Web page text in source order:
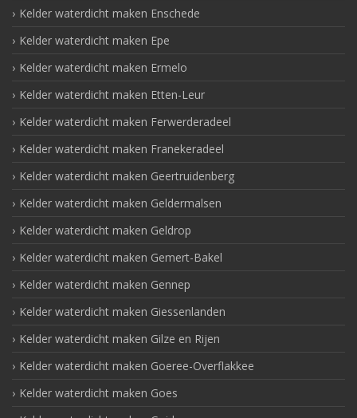
Kelder waterdicht maken Enschede
Kelder waterdicht maken Epe
Kelder waterdicht maken Ermelo
Kelder waterdicht maken Etten-Leur
Kelder waterdicht maken Ferwerderadeel
Kelder waterdicht maken Franekeradeel
Kelder waterdicht maken Geertruidenberg
Kelder waterdicht maken Geldermalsen
Kelder waterdicht maken Geldrop
Kelder waterdicht maken Gemert-Bakel
Kelder waterdicht maken Gennep
Kelder waterdicht maken Giessenlanden
Kelder waterdicht maken Gilze en Rijen
Kelder waterdicht maken Goeree-Overflakkee
Kelder waterdicht maken Goes